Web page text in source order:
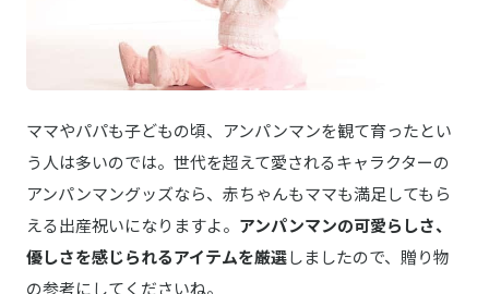
ママやパパも子どもの頃、アンパンマンを観て育ったとい
う人は多いのでは。世代を超えて愛されるキャラクターの
アンパンマングッズなら、赤ちゃんもママも満足してもら
える出産祝いになりますよ。 アンパンマンの可愛らしさ、
優しさを感じられるアイテムを厳選しましたので、贈り物
の参考にしてくださいね。